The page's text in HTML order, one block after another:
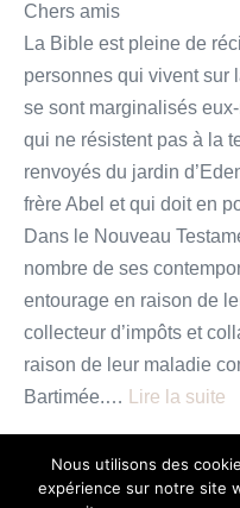
Chers amis
La Bible est pleine de
personnes qui vivent sur
se sont marginalisés
qui ne résistent pas à la
renvoyés du jardin
frère Abel et qui doit en
Dans le Nouveau
nombre de ses
entourage en raison de
collecteur d’impôts et
raison de leur maladie
Bartimée.…
Lire la suite
Lire plusLes
«
face
Nous utilisons des
expérience sur notre site